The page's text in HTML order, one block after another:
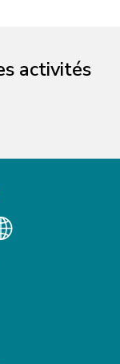
activités